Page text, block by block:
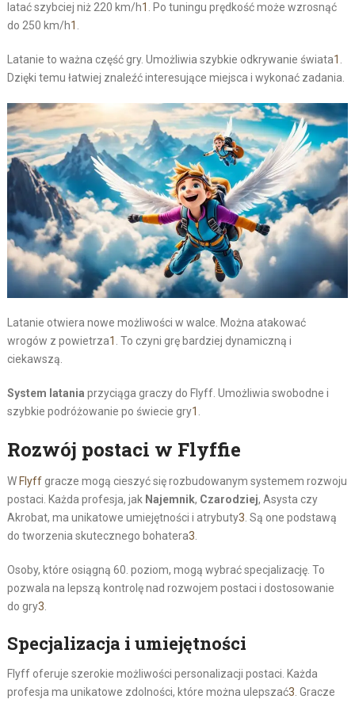
latać szybciej niż 220 km/h1 . Po tuningu prędkość może wzrosnąć
do 250 km/h1 .
Latanie to ważna część gry. Umożliwia szybkie odkrywanie świata1 .
Dzięki temu łatwiej znaleźć interesujące miejsca i wykonać zadania.
Latanie otwiera nowe możliwości w walce. Można atakować
wrogów z powietrza1 . To czyni grę bardziej dynamiczną i
ciekawszą.
System latania przyciąga graczy do Flyff. Umożliwia swobodne i
szybkie podróżowanie po świecie gry1
Rozwój postaci w Flyffie
W Flyffgracze mogą cieszyć się rozbudowanym systemem rozwoju
postaci. Każda profesja, jak Najemnik, Czarodziej, Asysta czy
Akrobat, ma unikatowe umiejętności i atrybuty3 . Są one podstawą
do tworzenia skutecznego bohatera3
Osoby, które osiągną 60. poziom, mogą wybrać specjalizację. To
pozwala na lepszą kontrolę nad rozwojem postaci i dostosowanie
do gry3
Specjalizacja i umiejętności
Flyff oferuje szerokie możliwości personalizacji postaci. Każda
profesja ma unikatowe zdolności, które można ulepszać3 . Gracze